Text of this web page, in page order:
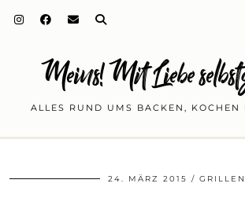
Meins! Mit Liebe
ALLES RUND UMS BACKEN, KOCHEN
24. MÄRZ 2015 GRILLEN